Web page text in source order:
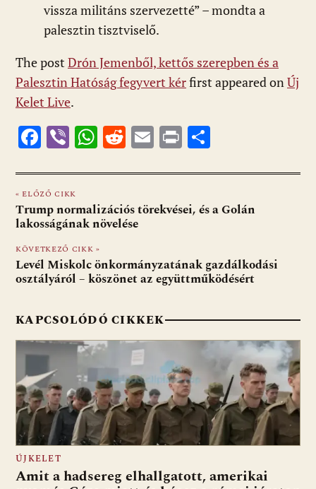
vissza militáns szervezetté” – mondta a
palesztin tisztviselő.
The post Drón Jemenből, kettős szerepben és a
Palesztin Hatóság fegyvert kérfirst appeared on Új
Kelet Live.
F
e
b
o
o
k
Vi
er
W
at
s
A
p
p
R
d
di
t
E
ai
l
Pr
t za
m
« ELŐZŐ CIKK
Trump normalizációs törekvései, és a Golán
lakosságának növelése
KÖVETKEZŐ CIKK »
Levél Miskolc önkormányzatának gazdálkodási
osztályáról – köszönet az együttműködésért
KAPCSOLÓDÓ CIKKEK
ÚJKELET
Amit a hadsereg elhallgatott, amerikai